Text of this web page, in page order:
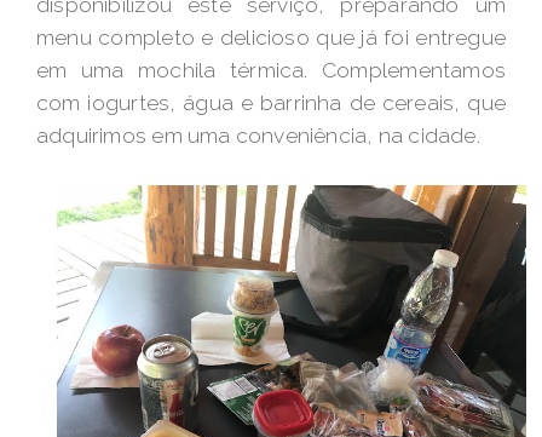
disponibilizou este serviço, preparando um
menu completo e delicioso que já foi entregue
em uma mochila térmica. Complementamos
com iogurtes, água e barrinha de cereais, que
adquirimos em uma conveniência, na cidade.